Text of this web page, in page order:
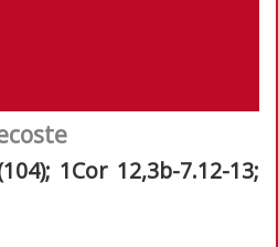
1Cor 12,3b-7.12-13;